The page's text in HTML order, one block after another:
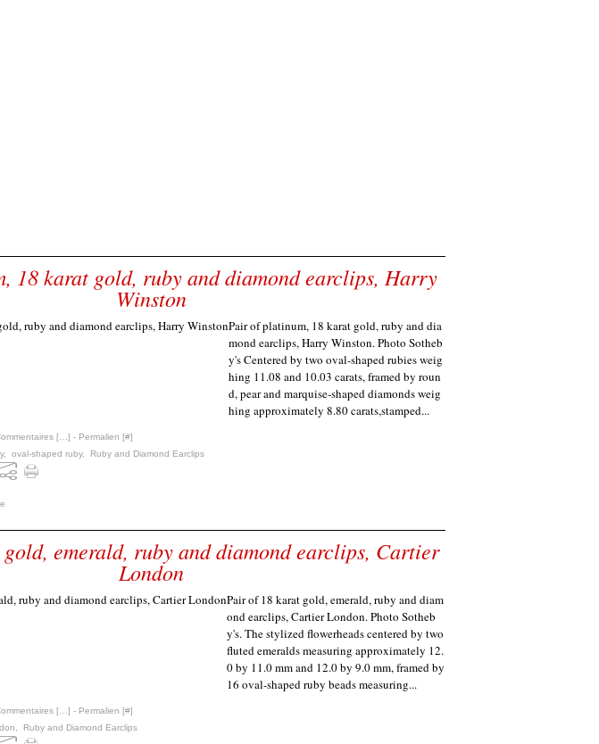
18 karat gold, ruby and diamond earclips, Harry
Winston
Pair of platinum, 18 karat gold, ruby and dia
mond earclips, Harry Winston. Photo Sotheb
y's Centered by two oval-shaped rubies weig
hing 11.08 and 10.03 carats, framed by roun
d, pear and marquise-shaped diamonds weig
hing approximately 8.80 carats,stamped...
[ ] - Permalien [#]
, oval-shaped ruby, Ruby and Diamond Earclips
emerald, ruby and diamond earclips, Cartier
London
Pair of 18 karat gold, emerald, ruby and diam
ond earclips, Cartier London. Photo Sotheb
y's. The stylized flowerheads centered by two
fluted emeralds measuring approximately 12.
0 by 11.0 mm and 12.0 by 9.0 mm, framed by
16 oval-shaped ruby beads measuring...
[ ] - Permalien [#]
Ruby and Diamond Earclips